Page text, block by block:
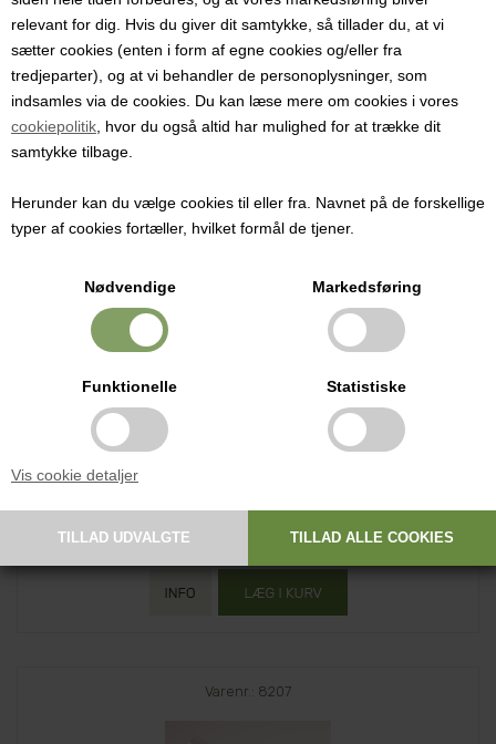
relevant for dig. Hvis du giver dit samtykke, så tillader du, at vi
sætter cookies (enten i form af egne cookies og/eller fra
tredjeparter), og at vi behandler de personoplysninger, som
indsamles via de cookies. Du kan læse mere om cookies i vores
cookiepolitik , hvor du også altid har mulighed for at trække dit
samtykke tilbage.
Herunder kan du vælge cookies til eller fra. Navnet på de forskellige
typer af cookies fortæller, hvilket formål de tjener.
Nødvendige Markedsføring
Funktionelle Statistiske
Vis cookie detaljer
468,00 DKK
Wrapmaster 4500 inkl. 1 rulle med 300 meter film
Træt af husholdningsfilm?
Wrapmaster gør arbejdet hurtigt og let. Wrapmaster 4500
arbejder med en filmrulle på 45 cm bredde
Dispenseren leveres med en rulle film (45 cm x 300 m)
Varenr.: 8207